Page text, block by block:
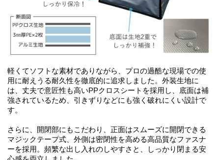
軽くてソフトな素材でありながら、プロの過酷な現場での使
用に耐えうる耐久性を徹底的に追求しました。外装生地に
は、丈夫で意匠性も高いPPクロスシートを採用し、底面は補
強されているため、引きずりなどにも強く破れにくい設計で
す。
さらに、開閉部にもこだわり、正面はスムーズに開閉できる
マジックテープ式、外側は密閉性を高める高品質なファスナ
ーを採用。頻繁な出し入れのしやすさと、しっかり閉まる安